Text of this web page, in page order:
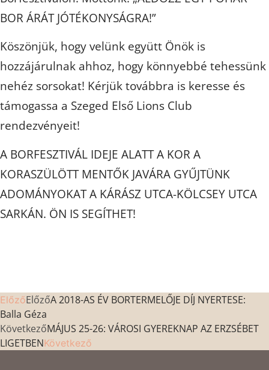
BOR ÁRÁT JÓTÉKONYSÁGRA!”
Köszönjük, hogy velünk együtt Önök is
hozzájárulnak ahhoz, hogy könnyebbé tehessünk
nehéz sorsokat! Kérjük továbbra is keresse és
támogassa a Szeged Első Lions Club
rendezvényeit!
A BORFESZTIVÁL IDEJE ALATT A KOR A
KORASZÜLÖTT MENTŐK JAVÁRA GYŰJTÜNK
ADOMÁNYOKAT A KÁRÁSZ UTCA-KÖLCSEY UTCA
SARKÁN. ÖN IS SEGÍTHET!
ElőzőElőzőA 2018-AS ÉV BORTERMELŐJE DÍJ NYERTESE:
Balla Géza
KövetkezőMÁJUS 25-26: VÁROSI GYEREKNAP AZ ERZSÉBET
LIGETBENKövetkező